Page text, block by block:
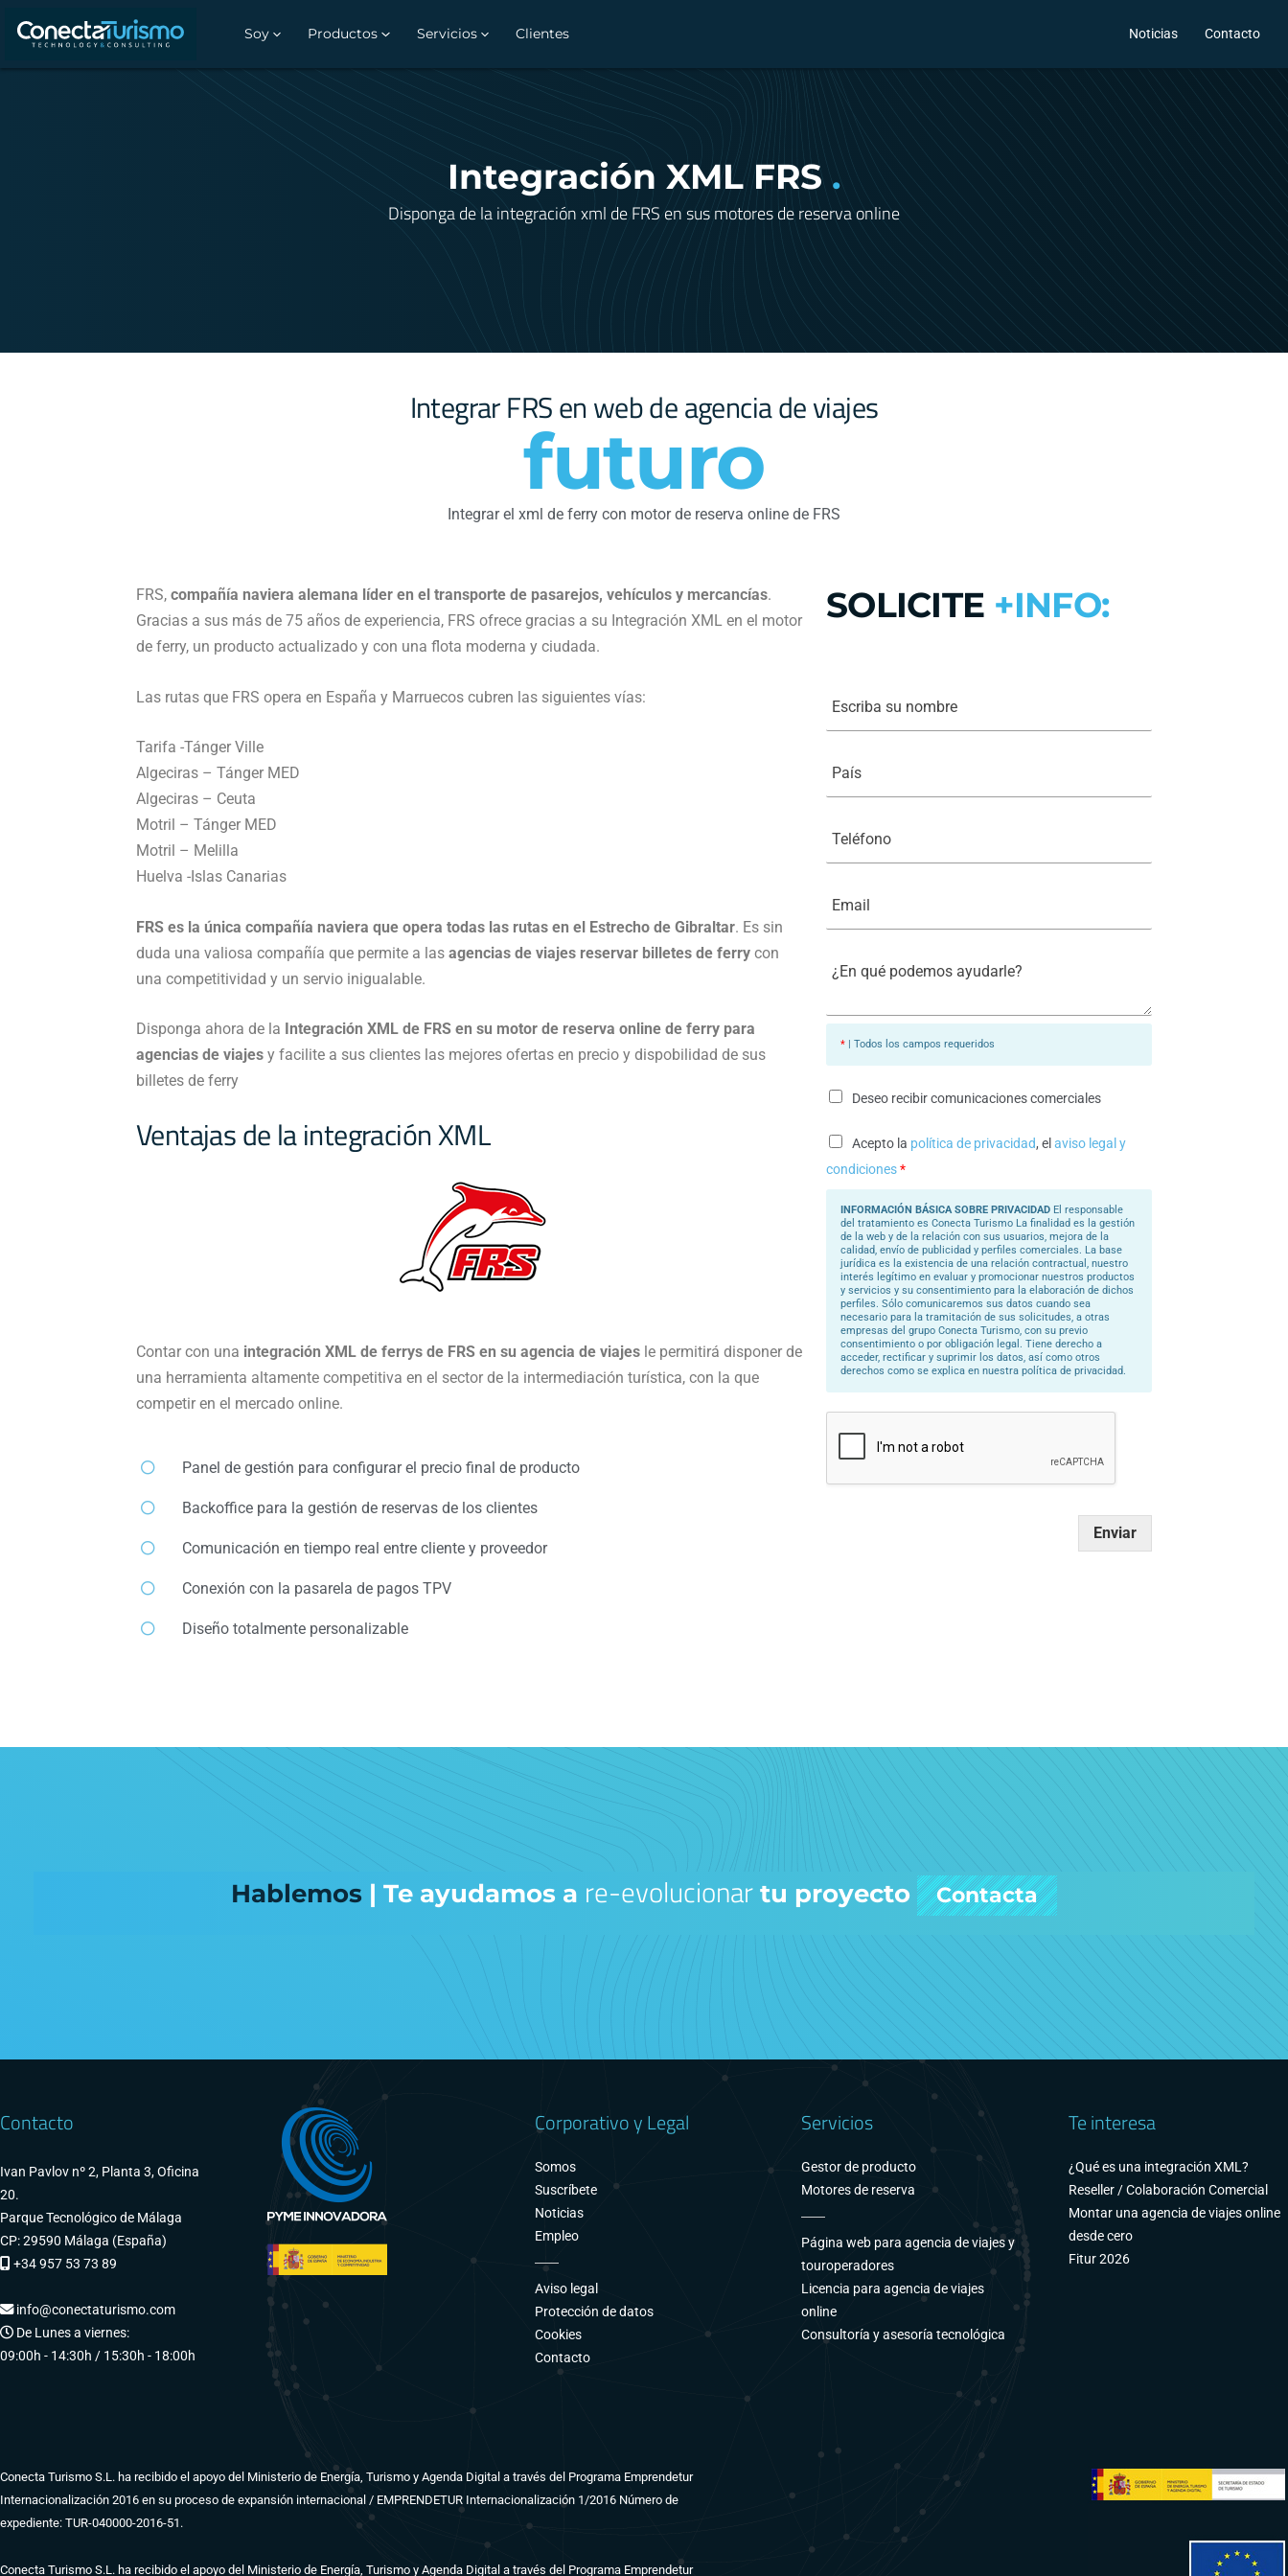
Soy Productos Servicios Clientes Noticias Contacto
Integración XML FRS .
Disponga de la integración xml de FRS en sus motores de reserva online
Integrar FRS en web de agencia de viajes
futuro
Integrar el xml de ferry con motor de reserva online de FRS
FRS, compañía naviera alemana líder en el transporte de pasarejos, vehículos y mercancías.
Gracias a sus más de 75 años de experiencia, FRS ofrece gracias a su Integración XML en el motor
de ferry, un producto actualizado y con una flota moderna y ciudada.
Las rutas que FRS opera en España y Marruecos cubren las siguientes vías:
Tarifa -Tánger Ville
Algeciras – Tánger MED
Algeciras – Ceuta
Motril – Tánger MED
Motril – Melilla
Huelva -Islas Canarias
FRS es la única compañía naviera que opera todas las rutas en el Estrecho de Gibraltar. Es sin
duda una valiosa compañía que permite a las agencias de viajes reservar billetes de ferry con
una competitividad y un servio inigualable.
Disponga ahora de la Integración XML de FRS en su motor de reserva online de ferry para
agencias de viajes y facilite a sus clientes las mejores ofertas en precio y dispobilidad de sus
billetes de ferry
Ventajas de la integración XML
Contar con una integración XML de ferrys de FRS en su agencia de viajes le permitirá disponer de
una herramienta altamente competitiva en el sector de la intermediación turística, con la que
competir en el mercado online.
Panel de gestión para configurar el precio final de producto
Backoffice para la gestión de reservas de los clientes
Comunicación en tiempo real entre cliente y proveedor
Conexión con la pasarela de pagos TPV
Diseño totalmente personalizable
SOLICITE +INFO:
s
m
o
m
u
o
e
s
y
*| Todos los campos requeridos
Deseo recibir comunicaciones comerciales
Acepto la política de privacidad, el aviso legal y
condiciones*
INFORMACIÓN BÁSICA SOBRE PRIVACIDADEl responsable
del tratamiento es Conecta Turismo La finalidad es la gestión
de la web y de la relación con sus usuarios, mejora de la
calidad, envío de publicidad y perfiles comerciales. La base
jurídica es la existencia de una relación contractual, nuestro
interés legítimo en evaluar y promocionar nuestros productos
y servicios y su consentimiento para la elaboración de dichos
perfiles. Sólo comunicaremos sus datos cuando sea
necesario para la tramitación de sus solicitudes, a otras
empresas del grupo Conecta Turismo, con su previo
consentimiento o por obligación legal. Tiene derecho a
acceder, rectificar y suprimir los datos, así como otros
derechos como se explica en nuestra política de privacidad.
Enviar
Hablemos | Te ayudamos a re-evolucionar tu proyecto Contacta
Contacto
Ivan Pavlov nº 2, Planta 3, Oficina
20.
Parque Tecnológico de Málaga
CP: 29590 Málaga (España)
+34 957 53 73 89
info@conectaturismo.com
De Lunes a viernes:
09:00h - 14:30h / 15:30h - 18:00h
Corporativo y Legal
Somos
Suscríbete
Noticias
Empleo
Aviso legal
Protección de datos
Cookies
Contacto
Servicios
Gestor de producto
Motores de reserva
Página web para agencia de viajes y
touroperadores
Licencia para agencia de viajes
online
Consultoría y asesoría tecnológica
Te interesa
¿Qué es una integración XML?
Reseller / Colaboración Comercial
Montar una agencia de viajes online
desde cero
Fitur 2026
Conecta Turismo S.L. ha recibido el apoyo del Ministerio de Energía, Turismo y Agenda Digital a través del Programa Emprendetur
Internacionalización 2016 en su proceso de expansión internacional / EMPRENDETUR Internacionalización 1/2016 Número de
expediente: TUR-040000-2016-51.
Conecta Turismo S.L. ha recibido el apoyo del Ministerio de Energía, Turismo y Agenda Digital a través del Programa Emprendetur